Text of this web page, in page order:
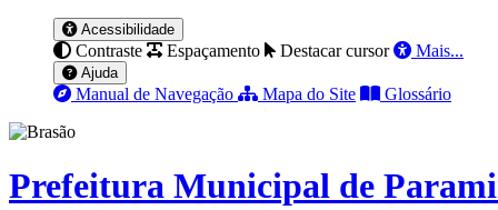
Acessibilidade
Contraste Espaçamento Destacar cursor Mais...
Ajuda
Manual de Navegação Mapa do Site Glossário
Prefeitura Municipal de